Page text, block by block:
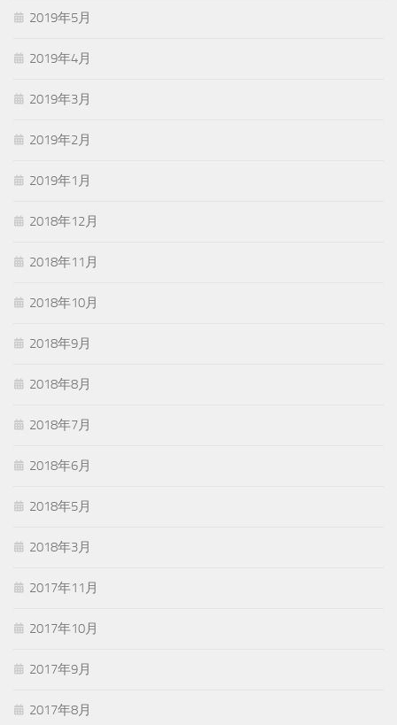
2019年5月
2019年4月
2019年3月
2019年2月
2019年1月
2018年12月
2018年11月
2018年10月
2018年9月
2018年8月
2018年7月
2018年6月
2018年5月
2018年3月
2017年11月
2017年10月
2017年9月
2017年8月